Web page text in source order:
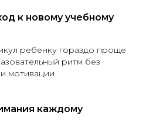
к новому учебному
ребенку гораздо проще
ритм без
мотивации
каждому